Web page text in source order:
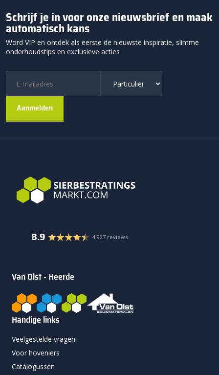
Schrijf je in voor onze nieuwsbrief en maak
automatisch kans
Word VIP en ontdek als eerste de nieuwste inspiratie, slimme
onderhoudstips en exclusieve acties
8.9 4.927 reviews
Van Olst - Heerde
Handige links
Veelgestelde vragen
Voor hoveniers
Catalogussen